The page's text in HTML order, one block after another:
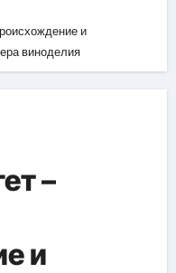
и
виноделия
–
и